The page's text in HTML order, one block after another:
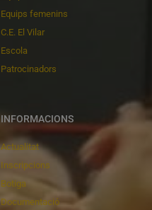
Equips femenins
C.E. El Vilar
Escola
Patrocinadors
INFORMACIONS
Actualitat
Inscripcions
Botiga
Documentació